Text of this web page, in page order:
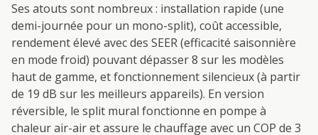
Ses atouts sont nombreux : installation rapide (une
demi-journée pour un mono-split), coût accessible,
rendement élevé avec des SEER (efficacité saisonnière
en mode froid) pouvant dépasser 8 sur les modèles
haut de gamme, et fonctionnement silencieux (à partir
de 19 dB sur les meilleurs appareils). En version
réversible, le split mural fonctionne en pompe à
chaleur air-air et assure le chauffage avec un COP de 3